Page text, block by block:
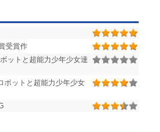
受賞作
ットと超能力少年少女達
ボットと超能力少年少女